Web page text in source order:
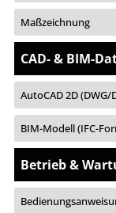
Maßzeichnung
CAD- & BIM-
AutoCAD 2D (DWG/
BIM-Modell (IFC-
Betrieb &